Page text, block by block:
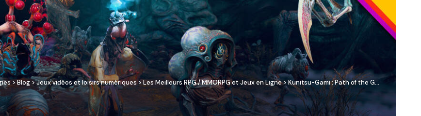
> Blog >Jeux vidéos et loisirs numériques> Les Meilleurs RPG / MMORPG et Jeux en Ligne> Kunitsu-Gami : Path of the Goddess est le genre de jeu que les grands éditeurs ne font plus